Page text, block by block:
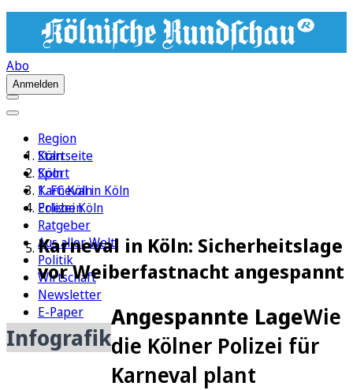
Abo
Anmelden
Region
Köln
Sport
1. FC Köln
Erleben
Ratgeber
Aus aller Welt
Politik
Wirtschaft
Newsletter
E-Paper
Startseite
Köln
Karneval in Köln
Polizei Köln
Karneval in Köln: Sicherheitslage
vor Weiberfastnacht angespannt
Infografik
Angespannte LageWie
die Kölner Polizei für
Karneval plant